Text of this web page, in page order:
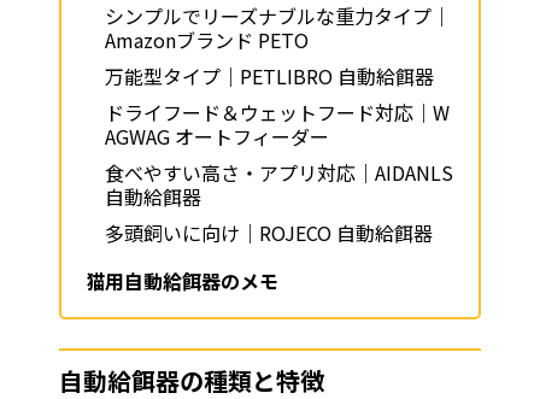
シンプルでリーズナブルな重力タイプ｜
Amazonブランド PETO
万能型タイプ｜PETLIBRO 自動給餌器
ドライフード＆ウェットフード対応｜W
AGWAG オートフィーダー
食べやすい高さ・アプリ対応｜AIDANLS
自動給餌器
多頭飼いに向け｜ROJECO 自動給餌器
猫用自動給餌器のメモ
自動給餌器の種類と特徴